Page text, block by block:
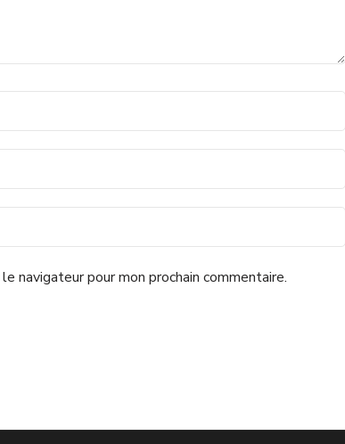
navigateur pour mon prochain commentaire.